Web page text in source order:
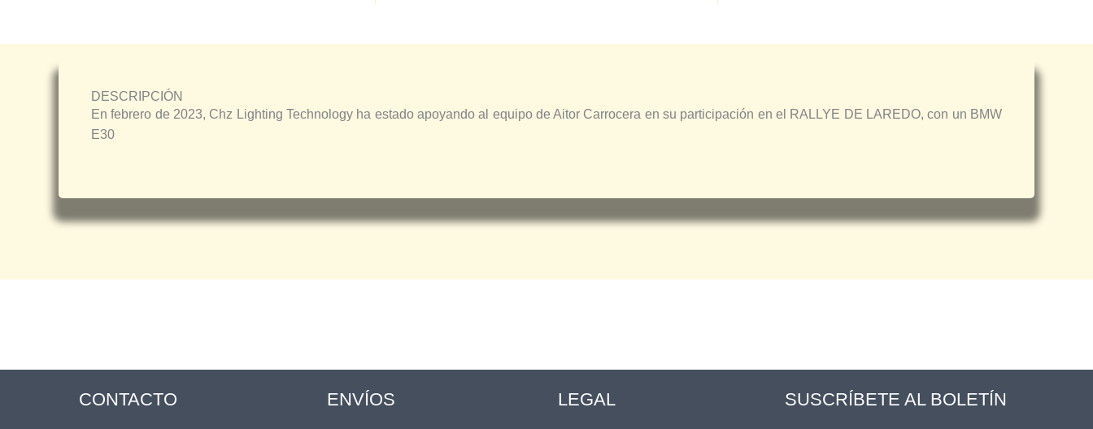
DESCRIPCIÓN
En febrero de 2023, Chz Lighting Technology ha estado apoyando al equipo de Aitor Carrocera en su participación en el RALLYE DE LAREDO, con un BMW
E30
CONTACTO ENVÍOS LEGAL SUSCRÍBETE AL BOLETÍN